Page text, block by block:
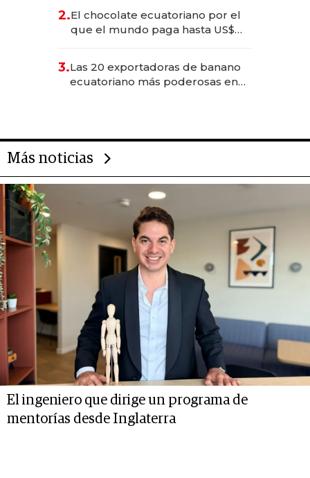
2.El chocolate ecuatoriano por el
que el mundo paga hasta US$
3.Las 20 exportadoras de banano
ecuatoriano más poderosas en
Más noticias
El ingeniero que dirige un programa de
mentorías desde Inglaterra